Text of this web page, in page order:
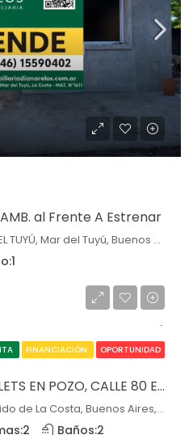
al Frente A Estrenar
CALLE 54 ENTRE 6 Y 7 MAR DEL TUYÚ, Mar del Tuyú, Buenos Aires
1
FINANCIACIÓN OPORTUNIDAD
VENTA-DUPLEX Y CHALETS EN POZO, CALLE 80 ENTRE 6 y 7,MAR DEL TUYU
Calle 80, Mar del Tuyú, Partido de La Costa, Buenos Aires, 7108, Argentina, Mar del Tuyú, Buenos Aires
2 Baños:2